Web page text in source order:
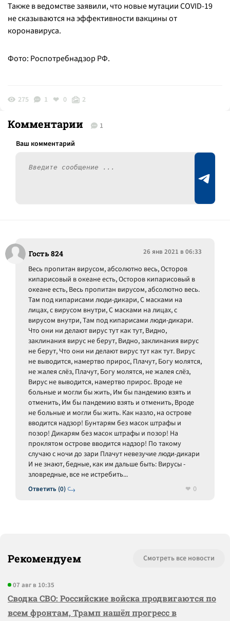
Также в ведомстве заявили, что новые мутации COVID-19
не сказываются на эффективности вакцины от
коронавируса.
Фото: Роспотребнадзор РФ.
275 1 0 2
Комментарии 1
Гость 824 26 янв 2021 в 06:33
Ответить (0)
Весь пропитан вирусом, абсолютно весь, Осторов
кипарисовый в океане есть, Осторов кипарисовый в
океане есть, Весь пропитан вирусом, абсолютно весь.
Там под кипарисами люди-дикари, С масками на
лицах, с вирусом внутри, С масками на лицах, с
вирусом внутри, Там под кипарисами люди-дикари.
Что они ни делают вирус тут как тут, Видно,
заклинания вирус не берут, Видно, заклинания вирус
не берут, Что они ни делают вирус тут как тут. Вирус
не выводится, намертво прирос, Плачут, Богу молятся,
не жалея слёз, Плачут, Богу молятся, не жалея слёз,
Вирус не выводится, намертво прирос. Вроде не
больные и могли бы жить, Им бы пандемию взять и
отменить, Им бы пандемию взять и отменить, Вроде
не больные и могли бы жить. Как назло, на острове
вводится надзор! Бунтарям без масок штрафы и
позор! Дикарям без масок штрафы и позор! На
проклятом острове вводится надзор! По такому
случаю с ночи до зари Плачут невезучие люди-дикари
И не знают, бедные, как им дальше быть: Вирусы -
зловредные, все не истребить...
0
Рекомендуем Смотреть все новости
07 авг в 10:35
Сводка СВО: Российские войска продвигаются по
всем фронтам, Трамп нашёл прогресс в